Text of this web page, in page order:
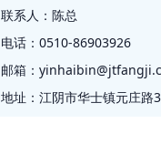
联系人： 陈总
电话： 0510-86903926
邮箱：
地址： 江阴市华士镇元庄路